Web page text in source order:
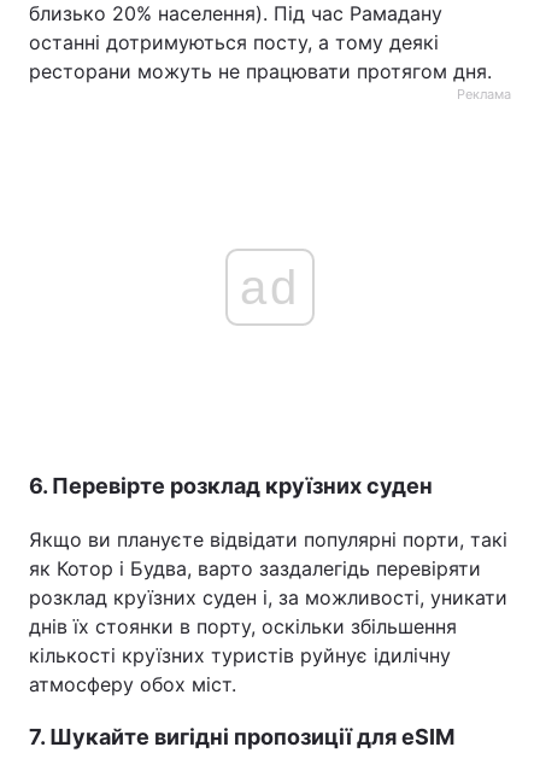
близько 20% населення). Під час Рамадану
останні дотримуються посту, а тому деякі
ресторани можуть не працювати протягом дня.
Реклама
ad
6. Перевірте розклад круїзних суден
Якщо ви плануєте відвідати популярні порти, такі
як Котор і Будва, варто заздалегідь перевіряти
розклад круїзних суден і, за можливості, уникати
днів їх стоянки в порту, оскільки збільшення
кількості круїзних туристів руйнує ідилічну
атмосферу обох міст.
7. Шукайте вигідні пропозиції для eSIM